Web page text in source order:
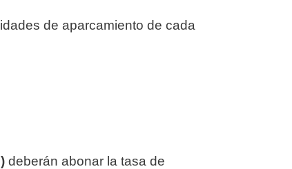
de aparcamiento de cada
deberán abonar la tasa de